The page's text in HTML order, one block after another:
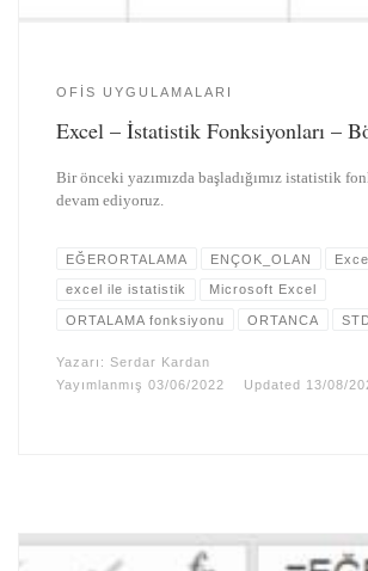
OFIS UYGULAMALARI
Excel – İstatistik Fonksiyonları –
Bir önceki yazımızda başladığımız istatistik
devam ediyoruz.
EĞERORTALAMA ENÇOK_OLAN
excel ile istatistik Microsoft Excel
ORTALAMA fonksiyonu ORTANCA
Yazarı:Serdar Kardan
Yayımlanmış03/06/2022 Updated 13/08/